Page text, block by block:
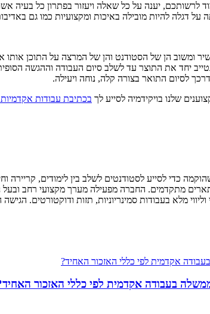
לרשותכם, יענה על כל שאלה ויעזור בפתרון כל בעיה
דגלה להיות מובילה באיכות ומקצועיות כמו גם
ומשוב הן של הסטודנט והן של המרצה על התוכן
יחד את התוצר עד לשלב סיום העבודה וההגשה
לסיום התואר בצורה קלה, נוחה ויעילה.
שלנו בויקידמיה לסייע לך בכתיבת עבודות
כדי לסייע לסטודנטים לשלב בין לימודים, קריירה
מתקדמים. החברה מפעילה מערך מקצועי רחב ובעל
מלא בעבודות סמינריוניות, תזות ודוקטורטים.
בעבודה אקדמית לפי כללי האזכור